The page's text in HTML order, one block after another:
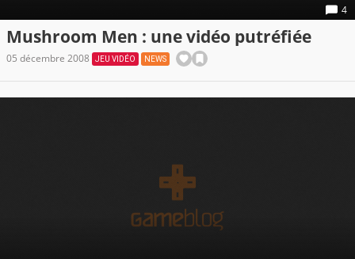
4
Mushroom Men : une vidéo putréfiée
05 décembre 2008 JEU VIDÉO NEWS